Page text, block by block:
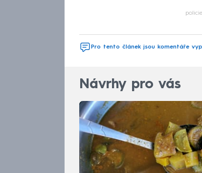
policie
Pro tento článek jsou komentáře
Návrhy pro vás